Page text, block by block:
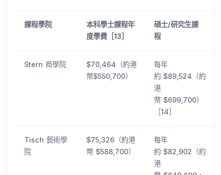
課程學院
本科學士課程年
度學費［13］
碩士/研究生課
程
Stern 商學院
$70,464（約港
幣$550,700）
每年
約 $89,524（約
港
幣 $699,700）
［14］
Tisch 藝術學
院
$75,326（約港
幣 $588,700）
每年
約 $82,902（約
港